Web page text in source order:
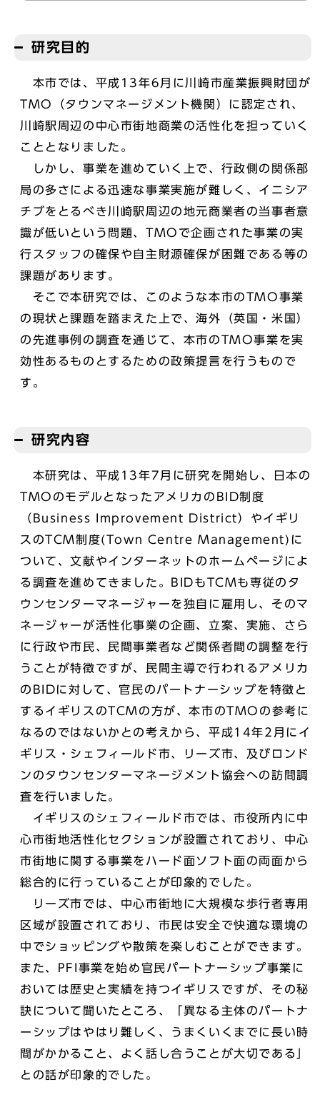
研究目的
本市では、平成13年6月に川崎市産業振興財団が
TMO（タウンマネージメント機関）に認定され、
川崎駅周辺の中心市街地商業の活性化を担っていく
こととなりました。
しかし、事業を進めていく上で、行政側の関係部
局の多さによる迅速な事業実施が難しく、イニシア
チブをとるべき川崎駅周辺の地元商業者の当事者意
識が低いという問題、TMOで企画された事業の実
行スタッフの確保や自主財源確保が困難である等の
課題があります。
そこで本研究では、このような本市のTMO事業
の現状と課題を踏まえた上で、海外（英国・米国）
の先進事例の調査を通じて、本市のTMO事業を実
効性あるものとするための政策提言を行うもので
す。
研究内容
本研究は、平成13年7月に研究を開始し、日本の
TMOのモデルとなったアメリカのBID制度
（Business Improvement District）やイギリ
スのTCM制度(Town Centre Management)に
ついて、文献やインターネットのホームページによ
る調査を進めてきました。BIDもTCMも専従のタ
ウンセンターマネージャーを独自に雇用し、そのマ
ネージャーが活性化事業の企画、立案、実施、さら
に行政や市民、民間事業者など関係者間の調整を行
うことが特徴ですが、民間主導で行われるアメリカ
のBIDに対して、官民のパートナーシップを特徴と
するイギリスのTCMの方が、本市のTMOの参考に
なるのではないかとの考えから、平成14年2月にイ
ギリス・シェフィールド市、リーズ市、及びロンド
ンのタウンセンターマネージメント協会への訪問調
査を行いました。
イギリスのシェフィールド市では、市役所内に中
心市街地活性化セクションが設置されており、中心
市街地に関する事業をハード面ソフト面の両面から
総合的に行っていることが印象的でした。
リーズ市では、中心市街地に大規模な歩行者専用
区域が設置されており、市民は安全で快適な環境の
中でショッピングや散策を楽しむことができます。
また、PFI事業を始め官民パートナーシップ事業に
おいては歴史と実績を持つイギリスですが、その秘
訣について聞いたところ、「異なる主体のパートナ
ーシップはやはり難しく、うまくいくまでに長い時
間がかかること、よく話し合うことが大切である」
との話が印象的でした。